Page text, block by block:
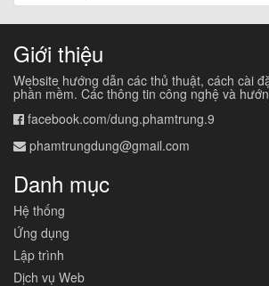
Giới thiệu
Website hướng dẫn các thủ thuật, cách cài
phần mềm. Các thông tin công nghệ và
facebook.com/dung.phamtrung.9
phamtrungdung@gmail.com
Danh mục
Hệ thống
Ứng dụng
Lập trình
Dịch vụ Web